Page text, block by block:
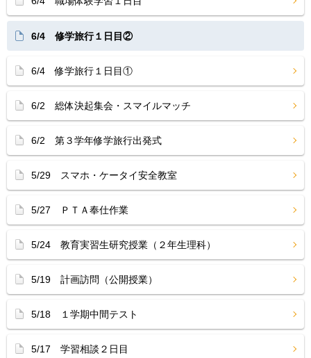
6/4 修学旅行１日目②
6/4 修学旅行１日目①
6/2 総体決起集会・スマイルマッチ
6/2 第３学年修学旅行出発式
5/29 スマホ・ケータイ安全教室
5/27 ＰＴＡ奉仕作業
5/24 教育実習生研究授業（２年生理科）
5/19 計画訪問（公開授業）
5/18 １学期中間テスト
5/17 学習相談２日目